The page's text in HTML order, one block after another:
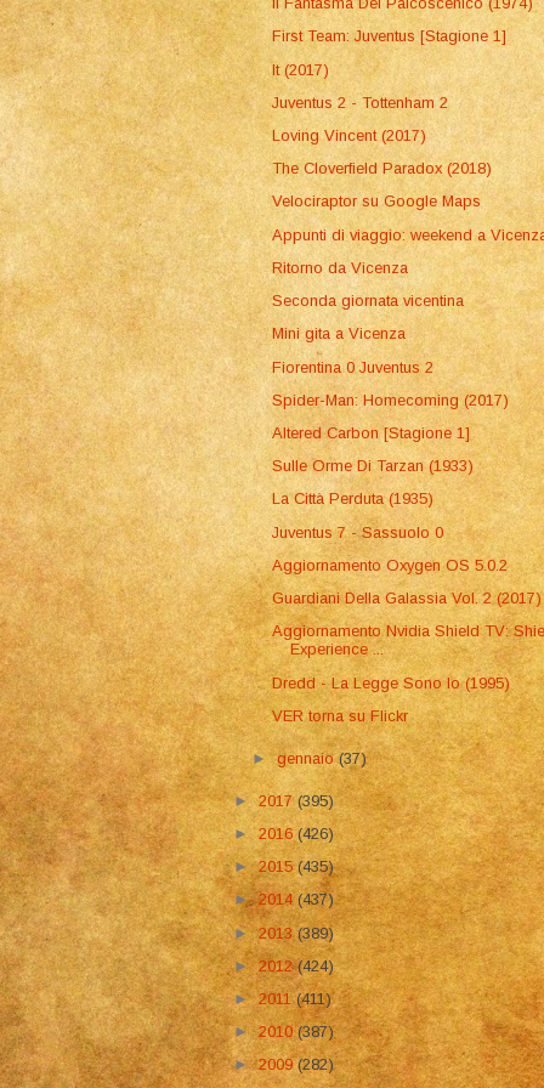
First Team: Juventus [Stagione 1]
It (2017)
Juventus 2 - Tottenham 2
Loving Vincent (2017)
The Cloverfield Paradox (2018)
Velociraptor su Google Maps
Appunti di viaggio: weekend a
Ritorno da Vicenza
Seconda giornata vicentina
Mini gita a Vicenza
Fiorentina 0 Juventus 2
Spider-Man: Homecoming (2017)
Altered Carbon [Stagione 1]
Sulle Orme Di Tarzan (1933)
La Città Perduta (1935)
Juventus 7 - Sassuolo 0
Aggiornamento Oxygen OS 5.0.2
Guardiani Della Galassia Vol. 2 (2017)
Aggiornamento Nvidia Shield TV:
Experience ...
Dredd - La Legge Sono Io (1995)
VER torna su Flickr
►gennaio(37)
►2017(395)
►2016 (426)
►2015(435)
►2014(437)
►2013(389)
►2012(424)
►2011(411)
►2010(387)
►2009(282)